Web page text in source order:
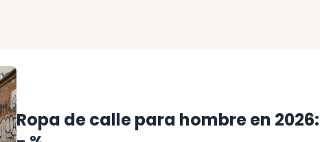
Ropa de calle para hombre en